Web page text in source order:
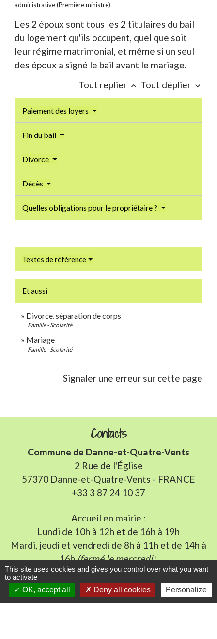
administrative (Première ministre)
Les 2 époux sont tous les 2 titulaires du bail
du logement qu'ils occupent, quel que soit
leur régime matrimonial, et même si un seul
des époux a signé le bail avant le mariage.
Tout replier keyboard_arrow_up Tout déplier keyboard_arrow_down
Paiement des loyers
Fin du bail
Divorce
Décès
Quelles obligations pour le propriétaire ?
Textes de référence
Et aussi
Divorce, séparation de corps
Famille - Scolarité
Mariage
Famille - Scolarité
Signaler une erreur sur cette page
Contacts
Commune de Danne-et-Quatre-Vents
2 Rue de l'Église
57370 Danne-et-Quatre-Vents - FRANCE
+33 3 87 24 10 37
Accueil en mairie :
Lundi de 10h à 12h et de 16h à 19h
Mardi, jeudi et vendredi de 8h à 11h et de 14h à
16h(fermé le mercredi).
E-mail : mairie.danne-4-vents.57@orange.fr
This site uses cookies and gives you control over what you want
to activate
OK, accept all
Deny all cookies Personalize